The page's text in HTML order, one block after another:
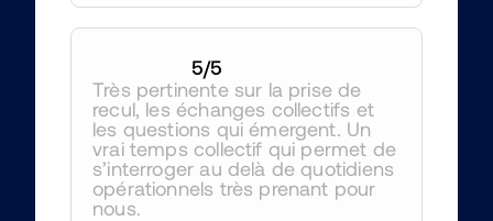
5/5
Très pertinente sur la prise de
recul, les échanges collectifs et
les questions qui émergent. Un
vrai temps collectif qui permet de
s’interroger au delà de quotidiens
opérationnels très prenant pour
nous.